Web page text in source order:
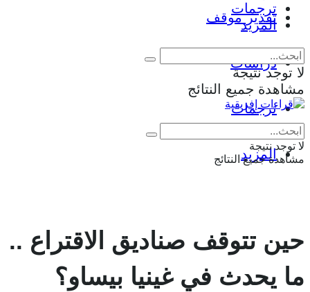
تقدير موقف
دراسات
ترجمات
المزيد
ترجمات
المزيد
لا توجد نتيجة
مشاهدة جميع النتائج
لا توجد نتيجة
مشاهدة جميع النتائج
حين تتوقف صناديق الاقتراع ..
ما يحدث في غينيا بيساو؟